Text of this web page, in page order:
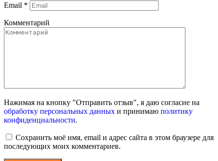
Email *
Комментарий
Нажимая на кнопку "Отправить отзыв", я даю согласие на
обработку персональных данных и принимаю политику
конфиденциальности.
Сохранить моё имя, email и адрес сайта в этом браузере для
последующих моих комментариев.